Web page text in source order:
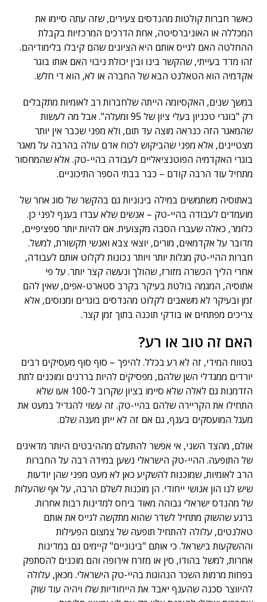
כאשר חברות קולטות מהנדסים צעירים, שזה עתה סיימו את
המכללה או האוניברסיטה, אחת הדרכים המרכזיות בקבלת
ההחלטה האם לגייס אותם היא הציונים שהם קיבלו בלימודיהם.
זהו מדד בעייתי, שהקשר בינו ובין יכולת ניבוי האם אותו בוגר
אקדמיה הוא הטאלנט הבא של החברה או לא, הוא די חלש.
במשך שנים, האקסיומה הייתה שלחברות רב לאומיות מתקבלים
רק "בוגרי טכניון בעלי ציון של 95 ומעלה". אבל מה לעשות
שהמאגר הזה כנראה מוצה עד תום, ולא מפני שכבר אין יותר
מצטיינים, אלא מפני שהביקוש לכוח אדם עולה בהרבה על מאגר
בוגרי האקדמיה הפוטנציאליים לעבודה בהיי-טק. אלא שהמחסור
מתחיל עוד הרבה קודם – כבר בבתי הספר התיכוניים.
באתוסיה משתמשים במילה בינוניות גם בהקשר של סוג אחר של
מועמדים לעבודה בהיי-טק – אנשים שלא עבדו בענף לפני כן.
כלומר, כאלה שעברו הסבה מקצועית. אם להיות יותר ספציפיים,
מדובר על אקדמאים, מורים, יוצאי צבא ואנשי תקשורת, למשל.
חברות ההיי-טק מגלות יותר ויותר נכונות לקלוט אותם לעבודה,
אחרי הליך הכשרה מזורז, שהולך ונעשה קצר יותר. על פי
אתוסיה, המגמה בולטת בעיקר בקרב סטארט-אפים, שאין להם
זמן ובעיקר לא משאבים לקלוט מהנדסים בוגרים ומנוסים, אלא
צריכים מפתחים או בודקי תוכנה בתוך זמן קצר.
האם זה טוב או רע?
בטווח המידי, זה לא רע בכלל. להיפך – סוף סוף מעסיקים רבים
יורדים ממגדלי השן שלהם, מפסיקים להיות בררנים ומוכנים לתת
הזדמנות גם לאלה שלא סיימו בציון שקרוב ל-100 אעו שלא
התחילו את הקריירה שלהם בהיי-טק. זה עשוי להגדיל במעט את
מעגל המועסקים בענף, גם אם זה לא ייתן מענה שלם.
אולם, מהצד השני, אי אפשר להתעלם מההיבטים היותר מדאיגים
של התופעה. ההיי-טק הישראלי נשען במידה רבה על החברות
הרב לאומיות, שמוכנות להשקיע כאן לא מעט מפני שהן יודעות
שיש לנו הון אנושי ייחודי. הן מוכנות לשלם הרבה, על אף שהעלות
של מהנדס ישראלי גבוהה מאוד ביחס למדינות רבות אחרות.
ברגע שהשוק מתחיל לשדר שהוא מתקשה לגייס את אותם
טאלנטים, עלולה להתחיל תופעה של צמצום הפעילות
וההשקעות בישראל. כי אותם "בינוניים" קיימים גם במדינות
אחרות, למשל בהודו, סין או מזרח אירופה והם מוכנים להסתפק
בפחות מרמות השכר הנהוגות בהיי-טק הישראלי. מכאן, עלולה
להיווצר סכנה שהענף יאבד את הייחודיות שלו ויהיה עוד שוק